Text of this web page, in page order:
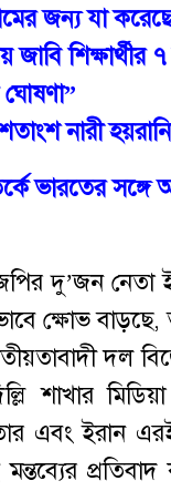
জন্য যা
শিক্ষার্থীর
ঘোষণা”
নারী
ভারতের সঙ্গে
দু’জন নেতা
ক্ষোভ বাড়ছে,
দল
শাখার
এবং ইরান এরই